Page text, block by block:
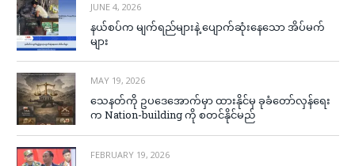
JUNE 4, 2026
နယ်စပ်က မျက်ရည်များနဲ့ ပျောက်ဆုံးနေသော အိပ်မက်
များ
MAY 19, 2026
သေနတ်ကို ဥပဒေအောက်မှာ ထားနိုင်မှ ခုခံတော်လှန်ရေး
က Nation-building ကို စတင်နိုင်မည်
FEBRUARY 19, 2026